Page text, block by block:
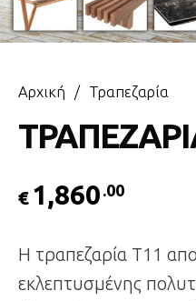
Αρχική / Τραπεζαρία
€ 1,860 .00
Η τραπεζαρία Τ11
εκλεπτυσμένης